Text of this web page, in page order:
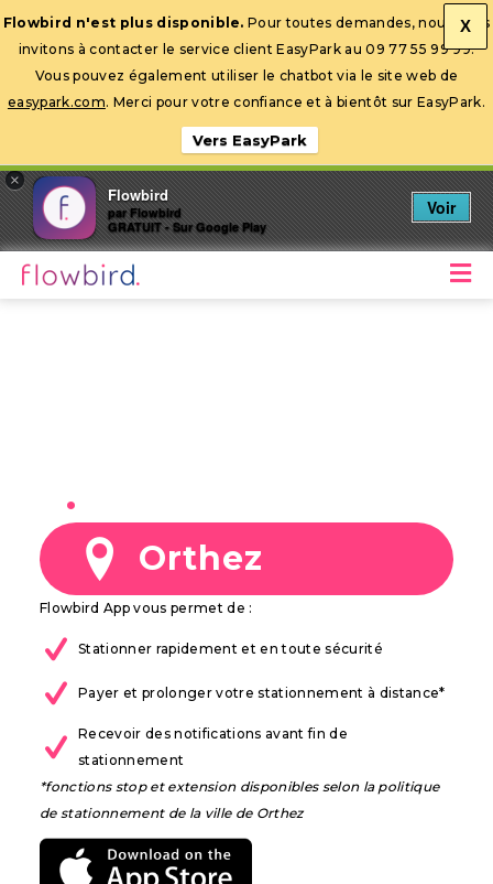
Ouvrir la barre d’outils
X
Flowbird n'est plus disponible. Pour toutes demandes, nous vous
invitons à contacter le service client EasyPark au 09 77 55 99 99.
Vous pouvez également utiliser le chatbot via le site web de
easypark.com. Merci pour votre confiance et à bientôt sur EasyPark.
Vers EasyPark
×
Flowbird
par Flowbird
GRATUIT - Sur Google Play
Voir
Orthez
Flowbird App vous permet de :
Stationner rapidement et en toute sécurité
Payer et prolonger votre stationnement à distance*
Recevoir des notifications avant fin de
stationnement
*fonctions stop et extension disponibles selon la politique
de stationnement de la ville de Orthez